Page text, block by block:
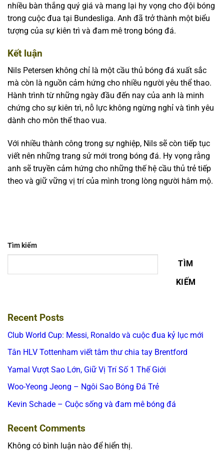
nhiều bàn thắng quý giá và mang lại hy vọng cho đội bóng
trong cuộc đua tại Bundesliga. Anh đã trở thành một biểu
tượng của sự kiên trì và đam mê trong bóng đá.
Kết luận
Nils Petersen không chỉ là một cầu thủ bóng đá xuất sắc
mà còn là nguồn cảm hứng cho nhiều người yêu thể thao.
Hành trình từ những ngày đầu đến nay của anh là minh
chứng cho sự kiên trì, nỗ lực không ngừng nghỉ và tình yêu
dành cho môn thể thao vua.
Với nhiều thành công trong sự nghiệp, Nils sẽ còn tiếp tục
viết nên những trang sử mới trong bóng đá. Hy vọng rằng
anh sẽ truyền cảm hứng cho những thế hệ cầu thủ trẻ tiếp
theo và giữ vững vị trí của mình trong lòng người hâm mộ.
Tìm kiếm
TÌM
KIẾM
Recent Posts
Club World Cup: Messi, Ronaldo và cuộc đua kỷ lục mới
Tân HLV Tottenham viết tâm thư chia tay Brentford
Yamal Vượt Sao Lớn, Giữ Vị Trí Số 1 Thế Giới
Woo-Yeong Jeong – Ngôi Sao Bóng Đá Trẻ
Kevin Schade – Cuộc sống và đam mê bóng đá
Recent Comments
Không có bình luận nào để hiển thị.